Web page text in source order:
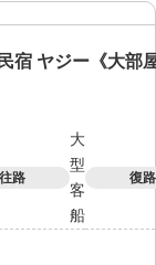
宿 ヤジー《大部
往路
大
型
客
船
復路